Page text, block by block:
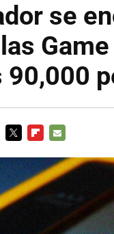
se
90,000
MAIL